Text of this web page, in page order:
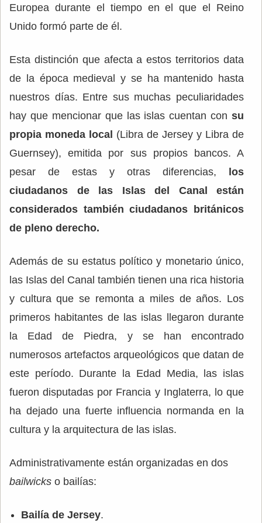
Europea durante el tiempo en el que el Reino
Unido formó parte de él.
Esta distinción que afecta a estos territorios data
de la época medieval y se ha mantenido hasta
nuestros días. Entre sus muchas peculiaridades
hay que mencionar que las islas cuentan con su
propia moneda local (Libra de Jersey y Libra de
Guernsey), emitida por sus propios bancos. A
pesar de estas y otras diferencias, los
ciudadanos de las Islas del Canal están
considerados también ciudadanos británicos
de pleno derecho.
Además de su estatus político y monetario único,
las Islas del Canal también tienen una rica historia
y cultura que se remonta a miles de años. Los
primeros habitantes de las islas llegaron durante
la Edad de Piedra, y se han encontrado
numerosos artefactos arqueológicos que datan de
este período. Durante la Edad Media, las islas
fueron disputadas por Francia y Inglaterra, lo que
ha dejado una fuerte influencia normanda en la
cultura y la arquitectura de las islas.
Administrativamente están organizadas en dos
bailwicks o bailías:
Bailía de Jersey.